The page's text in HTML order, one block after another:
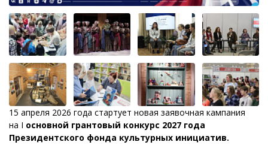
15 апреля 2026 года стартует новая заявочная кампания
на I основной грантовый конкурс 2027 года
Президентского фонда культурных инициатив.